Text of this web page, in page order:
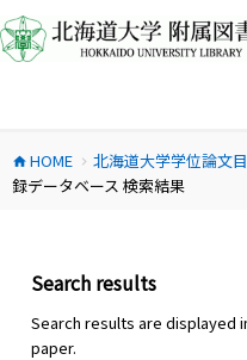
ン
テ
ス
キ
home HOME chevron_right 北海道大学学位論文
録データベース 検索結果
Search results
Search results are displayed
paper.